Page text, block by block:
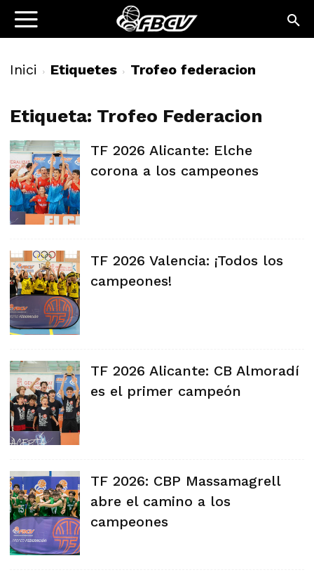
Inici Etiquetes Trofeo federacion
Etiqueta: Trofeo Federacion
TF 2026 Alicante: Elche
corona a los campeones
TF 2026 Valencia: ¡Todos los
campeones!
TF 2026 Alicante: CB Almoradí
es el primer campeón
TF 2026: CBP Massamagrell
abre el camino a los
campeones